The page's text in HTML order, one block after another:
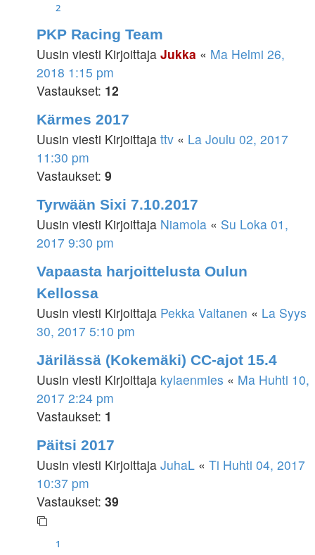
2
PKP Racing Team
Uusin viesti Kirjoittaja Jukka « Ma Helmi 26,
2018 1:15 pm
Vastaukset: 12
Kärmes 2017
Uusin viesti Kirjoittaja ttv « La Joulu 02, 2017
11:30 pm
Vastaukset: 9
Tyrwään Sixi 7.10.2017
Uusin viesti Kirjoittaja Niamola « Su Loka 01,
2017 9:30 pm
Vapaasta harjoittelusta Oulun
Kellossa
Uusin viesti Kirjoittaja Pekka Valtanen « La Syys
30, 2017 5:10 pm
Järilässä (Kokemäki) CC-ajot 15.4
Uusin viesti Kirjoittaja kylaenmies « Ma Huhti 10,
2017 2:24 pm
Vastaukset: 1
Päitsi 2017
Uusin viesti Kirjoittaja JuhaL « Ti Huhti 04, 2017
10:37 pm
Vastaukset: 39
1